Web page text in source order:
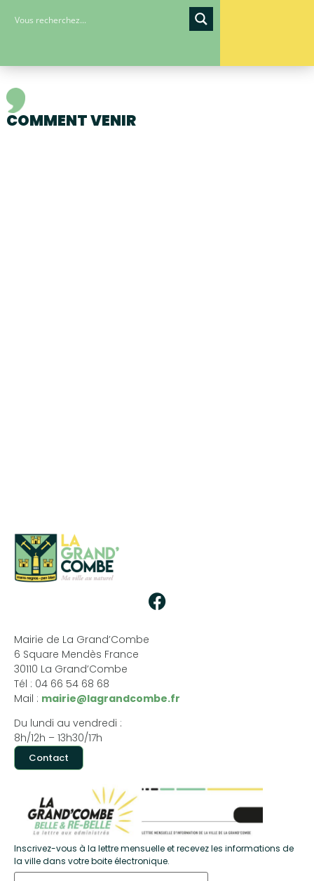
COMMENT VENIR
Mairie de La Grand’Combe
6 Square Mendès France
30110 La Grand’Combe
Tél : 04 66 54 68 68
Mail : mairie@lagrandcombe.fr
Du lundi au vendredi :
8h/12h – 13h30/17h
Contact
Inscrivez-vous à la lettre mensuelle et recevez les informations de
la ville dans votre boite électronique.